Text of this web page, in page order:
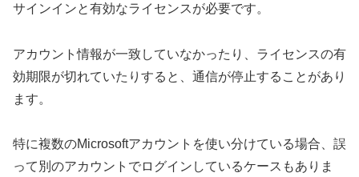
サインインと有効なライセンスが必要です。
アカウント情報が一致していなかったり、ライセンスの有
効期限が切れていたりすると、通信が停止することがあり
ます。
特に複数のMicrosoftアカウントを使い分けている場合、誤
って別のアカウントでログインしているケースもありま